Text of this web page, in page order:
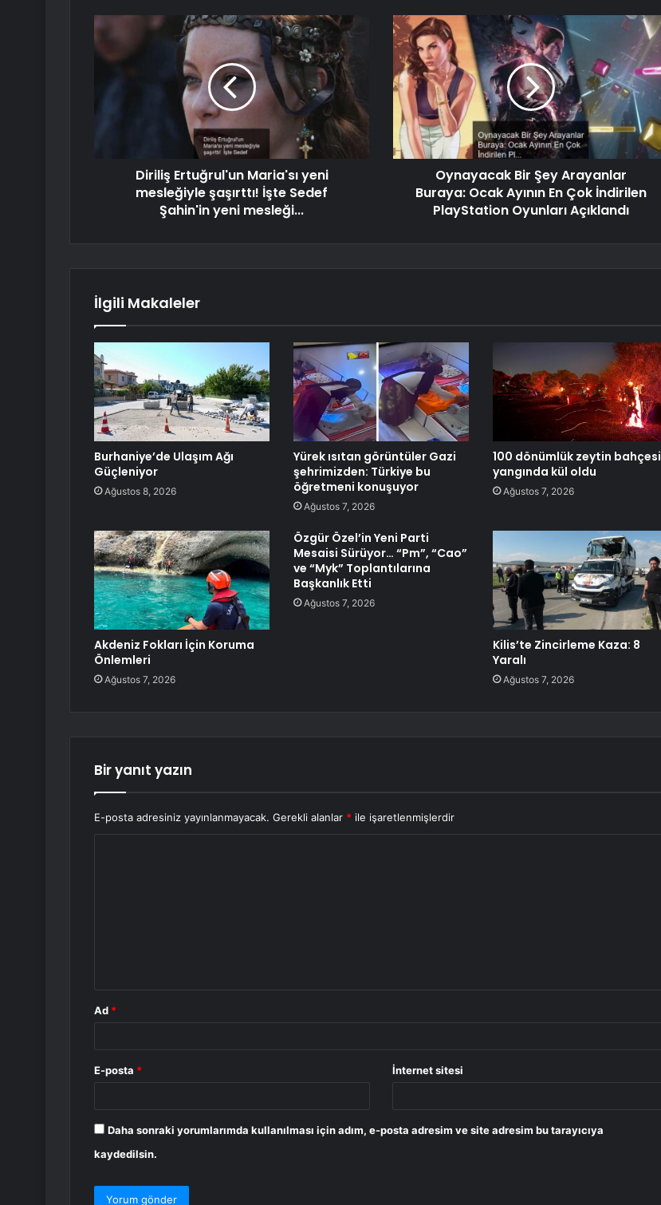
Diriliş Ertuğrul'un Maria'sı yeni
mesleğiyle şaşırttı! İşte Sedef
Şahin'in yeni mesleği...
Oynayacak Bir Şey Arayanlar
Buraya: Ocak Ayının En Çok İndirilen
PlayStation Oyunları Açıklandı
İlgili Makaleler
Burhaniye’de Ulaşım Ağı
Güçleniyor
Ağustos 8, 2026
Yürek ısıtan görüntüler Gazi
şehrimizden: Türkiye bu
öğretmeni konuşuyor
Ağustos 7, 2026
100 dönümlük zeytin bahçesi
yangında kül oldu
Ağustos 7, 2026
Akdeniz Fokları İçin Koruma
Önlemleri
Ağustos 7, 2026
Özgür Özel’in Yeni Parti
Mesaisi Sürüyor… “Pm”, “Cao”
ve “Myk” Toplantılarına
Başkanlık Etti
Ağustos 7, 2026
Kilis’te Zincirleme Kaza: 8
Yaralı
Ağustos 7, 2026
Bir yanıt yazın
E-posta adresiniz yayınlanmayacak. Gerekli alanlar * ile işaretlenmişlerdir
Ad *
E-posta * İnternet sitesi
Daha sonraki yorumlarımda kullanılması için adım, e-posta adresim ve site adresim bu tarayıcıya
kaydedilsin.